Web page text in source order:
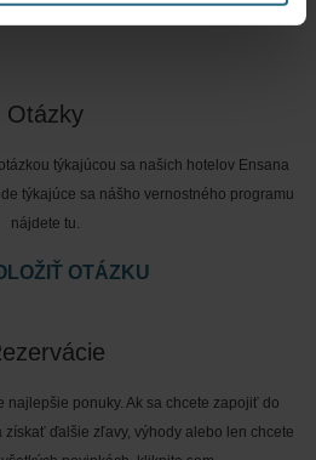
Otázky
týkajúcou sa našich hotelov Ensana
týkajúce sa nášho vernostného programu
nájdete tu.
OTÁZKU
najlepšie ponuky. Ak sa chcete zapojiť do
ďalšie zľavy, výhody alebo len chcete